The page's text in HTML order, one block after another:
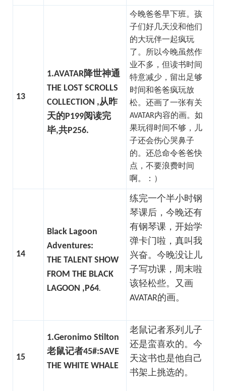
13
1.AVATAR降世神通
THE LOST SCROLLS
COLLECTION ,从昨
天的P199阅读完
毕,共P256.
今晚爸爸早下班。孩
子们好几天没和他们
的大玩伴一起疯玩
了。所以今晚虽然作
业不多，但读书时间
特意减少，留出足够
时间和爸爸疯玩放
松。还画了一张有关
AVATAR内容的画。如
果玩得时间不够，儿
子还会伤心哭鼻子
的。还总命令爸爸快
点，不要浪费时间
啊。：）
14
Black Lagoon
Adventures:
THE TALENT SHOW
FROM THE BLACK
LAGOON ,P64.
练完一个半小时钢
琴课后，今晚还有
有钢琴课，开始学
弹卡门啦，真叫我
兴奋。今晚没让儿
子写功课，周末啦
该轻松些。又画
AVATAR的画。
15
1.Geronimo Stilton
老鼠记者45#:SAVE
THE WHITE WHALE
老鼠记者系列儿子
还是蛮喜欢的。今
天这书也是他自己
书架上挑选的。